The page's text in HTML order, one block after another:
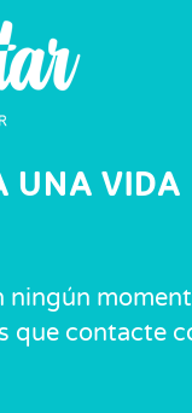
UNA VIDA
ningún
contacte